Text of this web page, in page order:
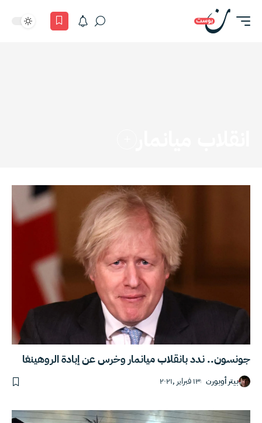
جونسون.. ندد بانقلاب ميانمار وخرس عن إبادة الروهينغا
بيتر أوبورن ١٣ فبراير ,٢٠٢١